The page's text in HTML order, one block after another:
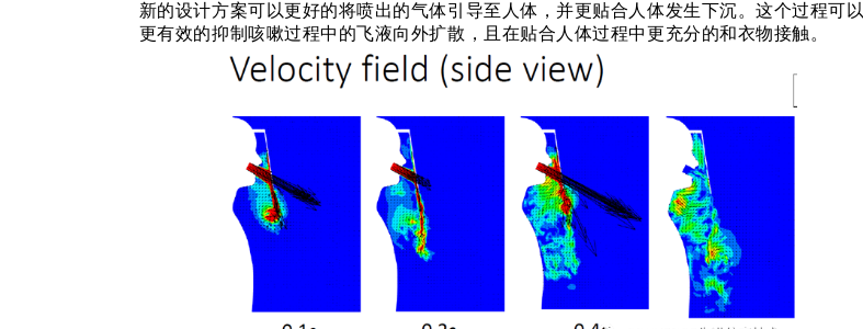
新的设计方案可以更好的将喷出的气体引导至人体，并更贴合人体发生下沉。这个过程可以
更有效的抑制咳嗽过程中的飞液向外扩散，且在贴合人体过程中更充分的和衣物接触。